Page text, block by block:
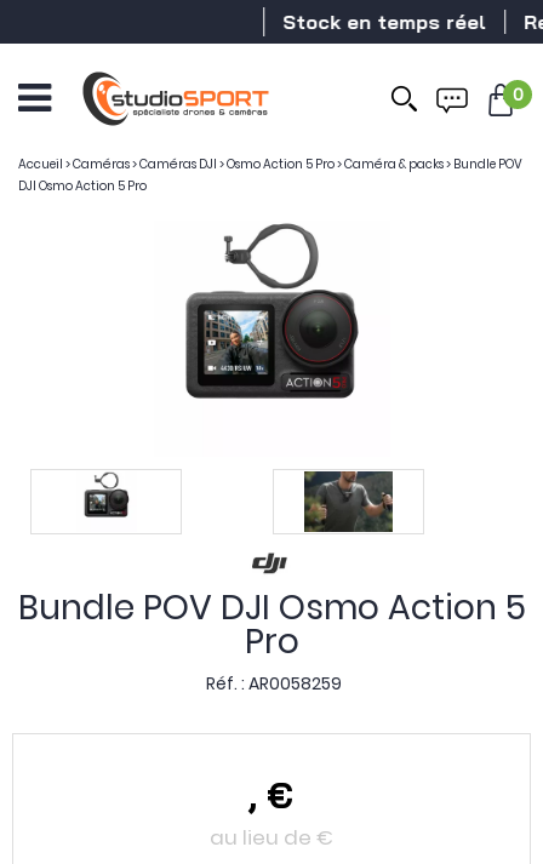
Stock en temps réel
menu
0
Accueil >Caméras>Caméras DJI >Osmo Action 5 Pro>Caméra & packs> Bundle POV
DJI Osmo Action 5 Pro
Bundle POV DJI Osmo Action 5
Pro
Réf. : AR0058259
, €
au lieu de €